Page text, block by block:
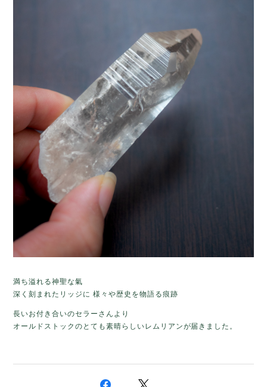
満ち溢れる神聖な氣
深く刻まれたリッジに 様々や歴史を物語る痕跡
長いお付き合いのセラーさんより
オールドストックのとても素晴らしいレムリアンが届きました。